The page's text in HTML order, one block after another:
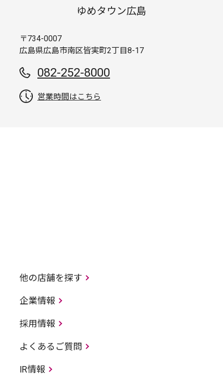
ゆめタウン広島
〒734-0007
広島県広島市南区皆実町2丁目8-17
082-252-8000
営業時間はこちら
他の店舗を探す
企業情報
採用情報
よくあるご質問
IR情報